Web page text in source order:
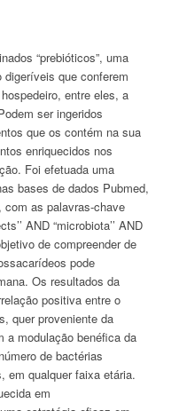
“prebióticos”, uma
que conferem
entre eles, a
ser ingeridos
que os contém na sua
enriquecidos nos
Foi efetuada uma
bases de dados Pubmed,
com as palavras-chave
AND “microbiota’’ AND
de compreender de
pode
Os resultados da
positiva entre o
quer proveniente da
a modulação benéfica da
de bactérias
em qualquer faixa etária.
em